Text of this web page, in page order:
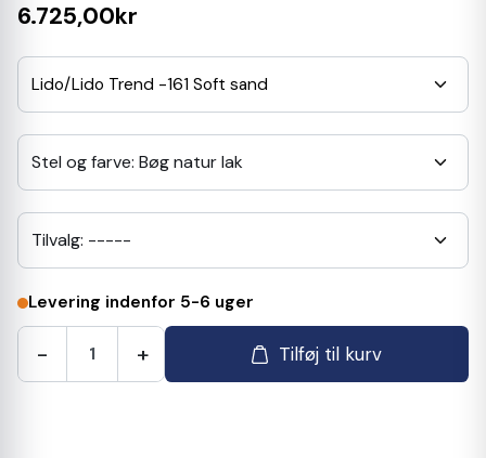
6.725,00kr
Lido/Lido Trend -161 Soft sand
Stel og farve: Bøg natur lak
Tilvalg: -----
Levering indenfor 5-6 uger
- + Tilføj til kurv